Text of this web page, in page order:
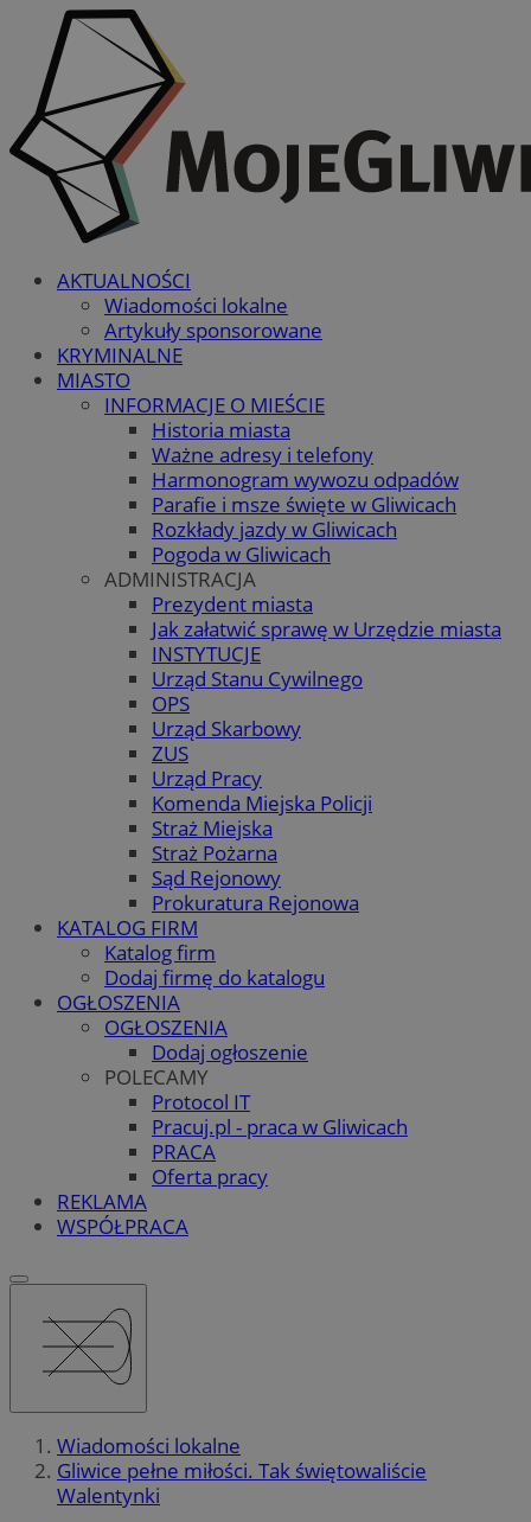
AKTUALNOŚCI
Wiadomości lokalne
Artykuły sponsorowane
KRYMINALNE
MIASTO
INFORMACJE O MIEŚCIE
Historia miasta
Ważne adresy i telefony
Harmonogram wywozu odpadów
Parafie i msze święte w Gliwicach
Rozkłady jazdy w Gliwicach
Pogoda w Gliwicach
ADMINISTRACJA
Prezydent miasta
Jak załatwić sprawę w Urzędzie miasta
INSTYTUCJE
Urząd Stanu Cywilnego
OPS
Urząd Skarbowy
ZUS
Urząd Pracy
Komenda Miejska Policji
Straż Miejska
Straż Pożarna
Sąd Rejonowy
Prokuratura Rejonowa
KATALOG FIRM
Katalog firm
Dodaj firmę do katalogu
OGŁOSZENIA
OGŁOSZENIA
Dodaj ogłoszenie
POLECAMY
Protocol IT
Pracuj.pl - praca w Gliwicach
PRACA
Oferta pracy
REKLAMA
WSPÓŁPRACA
Wiadomości lokalne
Gliwice pełne miłości. Tak świętowaliście
Walentynki